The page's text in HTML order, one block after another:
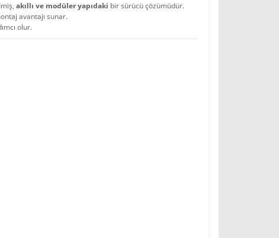
akıllı ve modüler yapıdaki bir sürücü çözümüdür.
avantajı sunar.
olur.